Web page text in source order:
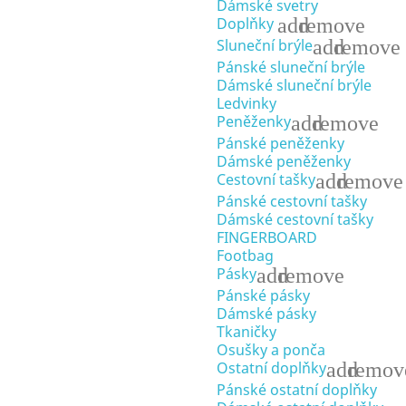
Dámské svetry
Doplňky addremove
Sluneční brýleaddremove
Pánské sluneční brýle
Dámské sluneční brýle
Ledvinky
Peněženkyaddremove
Pánské peněženky
Dámské peněženky
Cestovní taškyaddremove
Pánské cestovní tašky
Dámské cestovní tašky
FINGERBOARD
Footbag
Páskyaddremove
Pánské pásky
Dámské pásky
Tkaničky
Osušky a ponča
Ostatní doplňkyadd
Pánské ostatní doplňky